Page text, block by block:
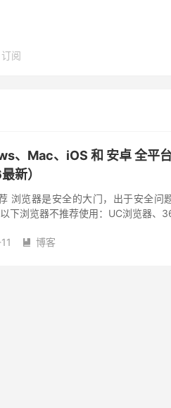
阅
、Mac、iOS 和 安卓 全平
新）
浏览器是安全的大门，出于安全问
下浏览器不推荐使用：UC浏览器、
 博客